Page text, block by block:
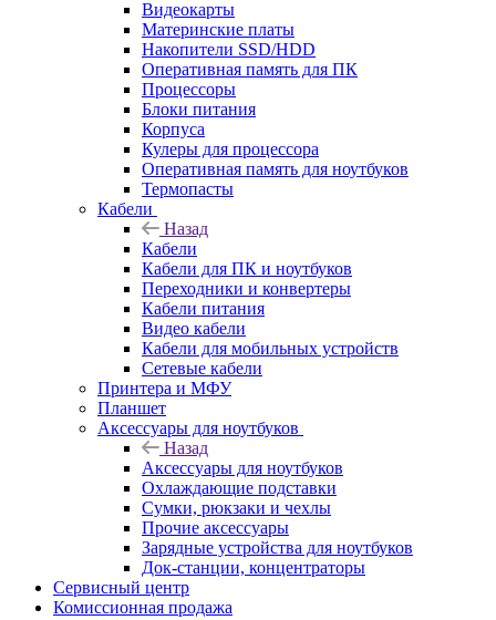
Видеокарты
Материнские платы
Накопители SSD/HDD
Оперативная память для ПК
Процессоры
Блоки питания
Корпуса
Кулеры для процессора
Оперативная память для ноутбуков
Термопасты
Кабели
Назад
Кабели
Кабели для ПК и ноутбуков
Переходники и конвертеры
Кабели питания
Видео кабели
Кабели для мобильных устройств
Сетевые кабели
Принтера и МФУ
Планшет
Аксессуары для ноутбуков
Назад
Аксессуары для ноутбуков
Охлаждающие подставки
Сумки, рюкзаки и чехлы
Прочие аксессуары
Зарядные устройства для ноутбуков
Док-станции, концентраторы
Сервисный центр
Комиссионная продажа